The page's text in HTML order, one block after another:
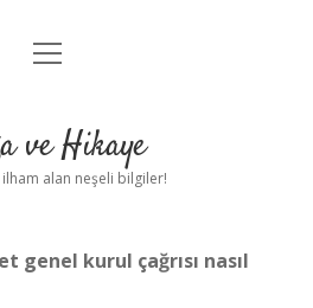
Anasayfa
Yasal Uyarı
menüyü
ve Hikaye
alan neşeli bilgiler!
genel kurul çağrısı nasıl